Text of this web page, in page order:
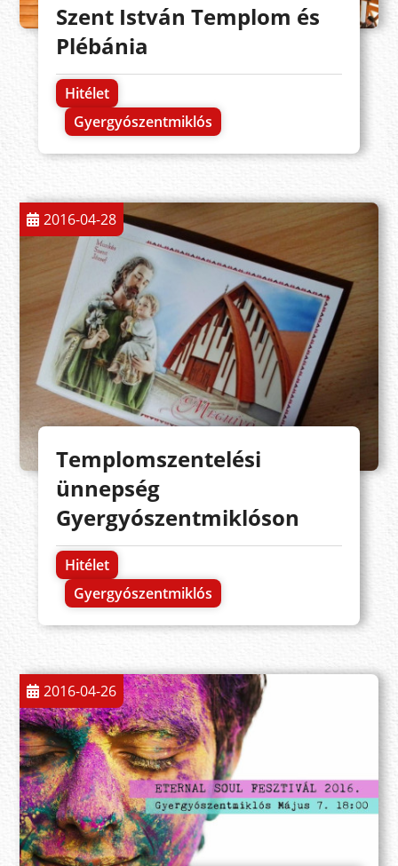
Szent István Templom és
Plébánia
Hitélet
Gyergyószentmiklós
2016-04-28
Templomszentelési
ünnepség
Gyergyószentmiklóson
Hitélet
Gyergyószentmiklós
2016-04-26